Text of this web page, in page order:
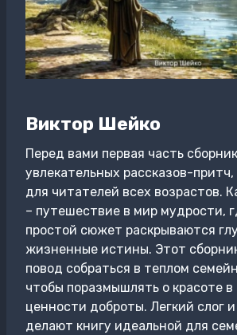
Виктор Шейко
Перед вами первая часть
увлекательных рассказов-
для читателей всех возрастов.
– путешествие в мир мудрости,
простой сюжет раскрываются
жизненные истины. Этот
повод собраться в теплом
чтобы поразмышлять о красоте в
ценности доброты. Легкий слог
делают книгу идеальной для